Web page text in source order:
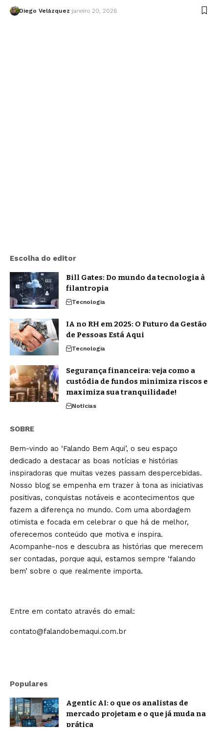
Diego Velázquez janeiro 20, 2026
Escolha do editor
Bill Gates: Do mundo da tecnologia à
filantropia
Tecnologia
IA no RH em 2025: O Futuro da Gestão
de Pessoas Está Aqui
Tecnologia
Segurança financeira: veja como a
custódia de fundos minimiza riscos e
maximiza sua tranquilidade!
Notícias
SOBRE
Bem-vindo ao ‘Falando Bem Aqui’, o seu espaço
dedicado a destacar as boas notícias e histórias
inspiradoras que muitas vezes passam despercebidas.
Nosso blog se empenha em trazer à tona as iniciativas
positivas, conquistas notáveis e acontecimentos que
fazem a diferença no mundo. Com uma abordagem
otimista e focada em celebrar o que há de melhor,
oferecemos conteúdo que motiva e inspira.
Acompanhe-nos e descubra as histórias que merecem
ser contadas, porque aqui, estamos sempre ‘falando
bem’ sobre o que realmente importa.
Entre em contato através do email:
contato@falandobemaqui.com.br
Populares
Agentic AI: o que os analistas de
mercado projetam e o que já muda na
prática